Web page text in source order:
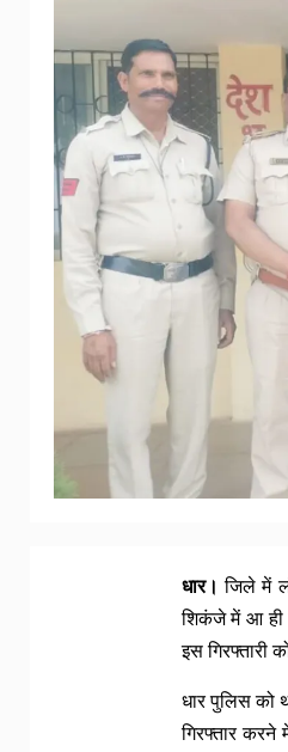
धार। जिले में
शिकंजे में आ ही
इस गिरफ्तारी
धार पुलिस को
गिरफ्तार